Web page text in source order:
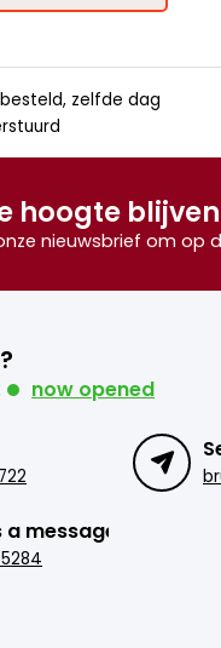
zelfde dag
hoogte
nieuwsbrief om op
now opened
a message